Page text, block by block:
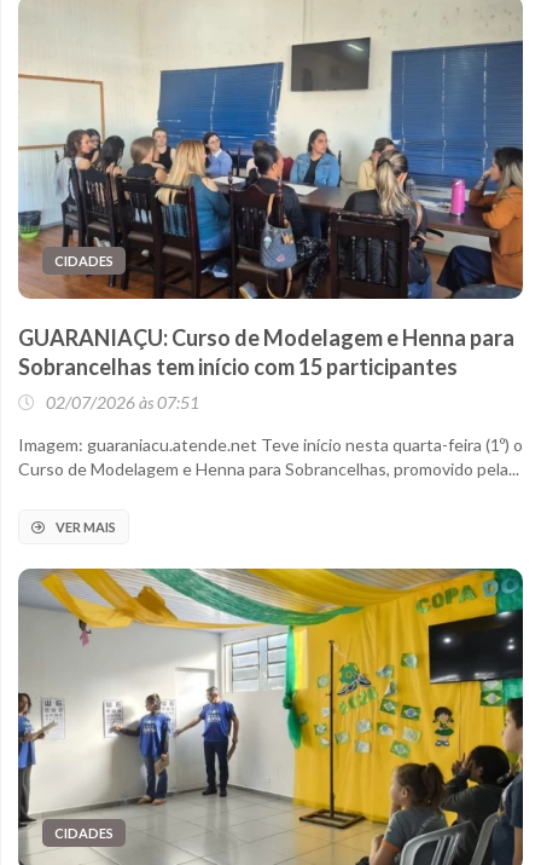
CIDADES
GUARANIAÇU: Curso de Modelagem e Henna para
Sobrancelhas tem início com 15 participantes
02/07/2026 às 07:51
Imagem: guaraniacu.atende.net Teve início nesta quarta-feira (1º) o
Curso de Modelagem e Henna para Sobrancelhas, promovido pela...
VER MAIS
CIDADES